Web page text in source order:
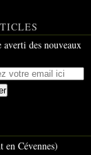
des nouveaux
en Cévennes)